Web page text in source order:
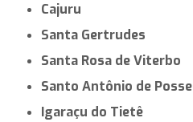
Cajuru
Santa Gertrudes
Santa Rosa de Viterbo
Santo Antônio de Posse
Igaraçu do Tietê